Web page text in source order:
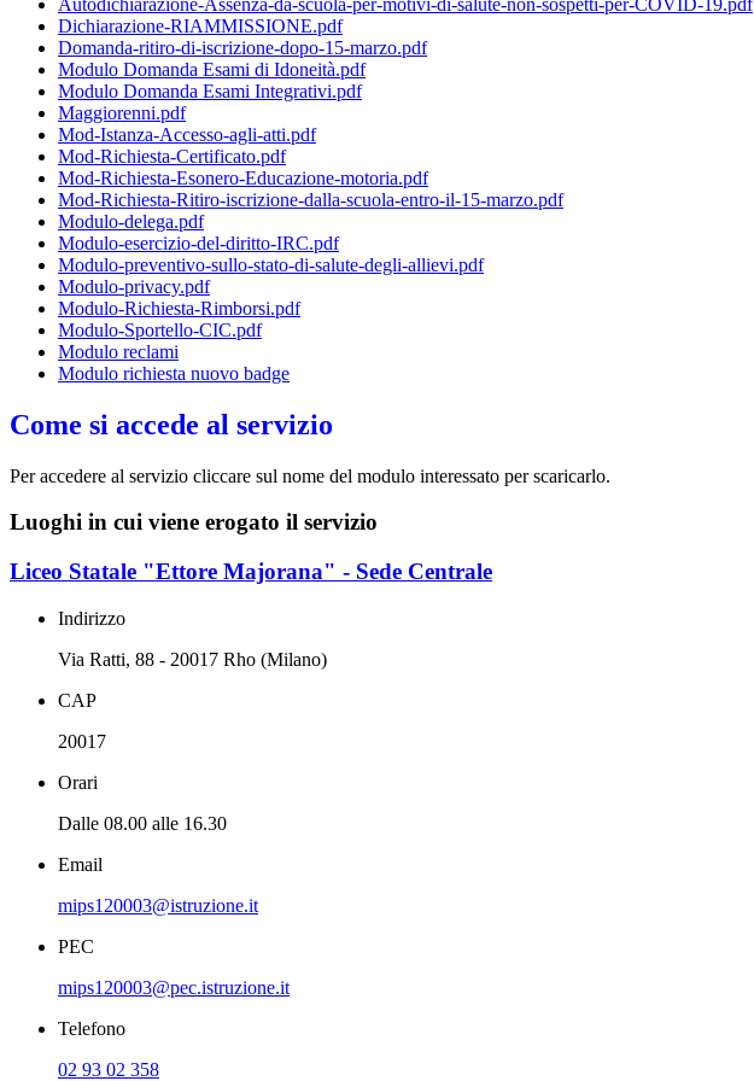
Autodichiarazione-Assenza-da-scuola-per-motivi-di-salute-non-sospetti-per-COVID-19.pdf
Dichiarazione-RIAMMISSIONE.pdf
Domanda-ritiro-di-iscrizione-dopo-15-marzo.pdf
Modulo Domanda Esami di Idoneità.pdf
Modulo Domanda Esami Integrativi.pdf
Maggiorenni.pdf
Mod-Istanza-Accesso-agli-atti.pdf
Mod-Richiesta-Certificato.pdf
Mod-Richiesta-Esonero-Educazione-motoria.pdf
Mod-Richiesta-Ritiro-iscrizione-dalla-scuola-entro-il-15-marzo.pdf
Modulo-delega.pdf
Modulo-esercizio-del-diritto-IRC.pdf
Modulo-preventivo-sullo-stato-di-salute-degli-allievi.pdf
Modulo-privacy.pdf
Modulo-Richiesta-Rimborsi.pdf
Modulo-Sportello-CIC.pdf
Modulo reclami
Modulo richiesta nuovo badge
Come si accede al servizio
Per accedere al servizio cliccare sul nome del modulo interessato per scaricarlo.
Luoghi in cui viene erogato il servizio
Liceo Statale "Ettore Majorana" - Sede Centrale
Indirizzo
Via Ratti, 88 - 20017 Rho (Milano)
CAP
20017
Orari
Dalle 08.00 alle 16.30
Email
mips120003@istruzione.it
PEC
mips120003@pec.istruzione.it
Telefono
02 93 02 358